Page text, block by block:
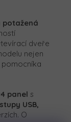
potažená
dveře
nejen
panel s
USB,
O